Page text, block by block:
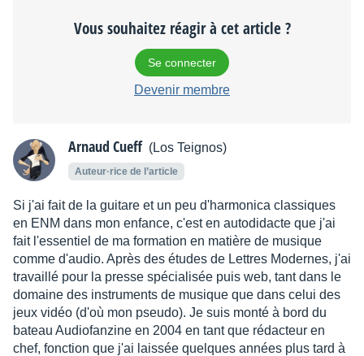
Vous souhaitez réagir à cet article ?
Se connecter
Devenir membre
Arnaud Cueff (Los Teignos)
Auteur·rice de l’article
Si j'ai fait de la guitare et un peu d'harmonica classiques
en ENM dans mon enfance, c'est en autodidacte que j'ai
fait l'essentiel de ma formation en matière de musique
comme d'audio. Après des études de Lettres Modernes, j'ai
travaillé pour la presse spécialisée puis web, tant dans le
domaine des instruments de musique que dans celui des
jeux vidéo (d'où mon pseudo). Je suis monté à bord du
bateau Audiofanzine en 2004 en tant que rédacteur en
chef, fonction que j'ai laissée quelques années plus tard à